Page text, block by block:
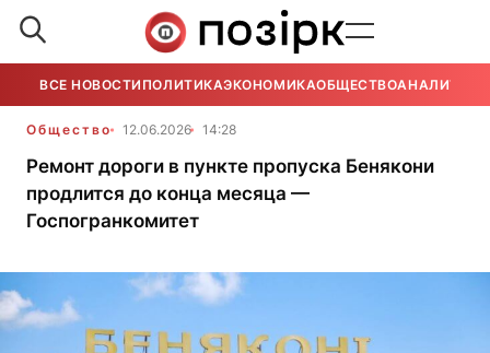
ВСЕ НОВОСТИ ПОЛИТИКАЭКОНОМИКАОБЩЕСТВОАНАЛИТИКА
Общество 12.06.2026 14:28
Ремонт дороги в пункте пропуска Бенякони
продлится до конца месяца —
Госпогранкомитет